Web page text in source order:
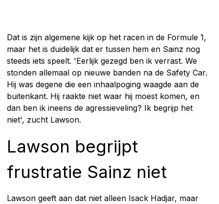
Dat is zijn algemene kijk op het racen in de Formule 1,
maar het is duidelijk dat er tussen hem en Sainz nog
steeds iets speelt. 'Eerlijk gezegd ben ik verrast. We
stonden allemaal op nieuwe banden na de Safety Car.
Hij was degene die een inhaalpoging waagde aan de
buitenkant. Hij raakte niet waar hij moest komen, en
dan ben ik ineens de agressieveling? Ik begrijp het
niet', zucht Lawson.
Lawson begrijpt
frustratie Sainz niet
Lawson geeft aan dat niet alleen Isack Hadjar, maar